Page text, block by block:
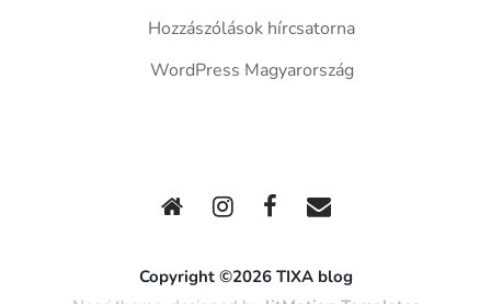
Hozzászólások hírcsatorna
WordPress Magyarország
Copyright ©2026 TIXA blog